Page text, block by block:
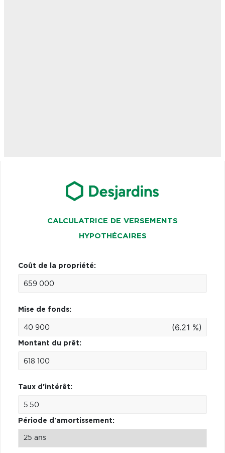
CALCULATRICE DE VERSEMENTS
HYPOTHÉCAIRES
Coût de la propriété:
Mise de fonds:
(6.21 %)
Montant du prêt:
Taux d'intérêt:
Période d'amortissement: